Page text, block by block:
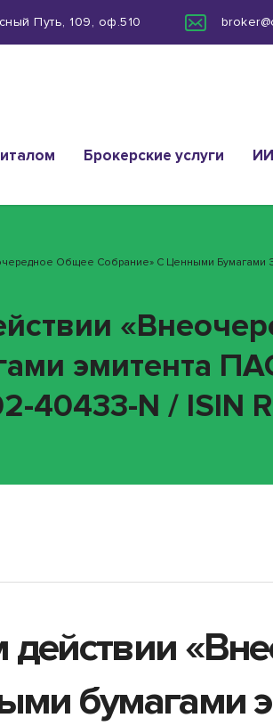
Путь, 109, оф.510
Брокерские услуги
Общее Собрание» С Ценными
эмитента
40433-N / ISIN
бумагами